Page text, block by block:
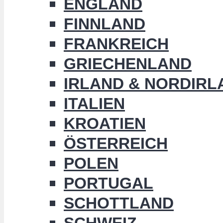
ENGLAND
FINNLAND
FRANKREICH
GRIECHENLAND
IRLAND &
ITALIEN
KROATIEN
ÖSTERREICH
POLEN
PORTUGAL
SCHOTTLAND